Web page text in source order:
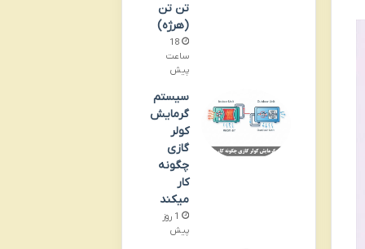
تن تن
(هرژه)
18
ساعت
پیش
سیستم
گرمایش
کولر
گازی
چگونه
کار
میکند
1 روز
پیش